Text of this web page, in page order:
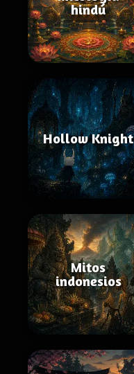
hindú
Hollow Knight
Mitos
indonesios